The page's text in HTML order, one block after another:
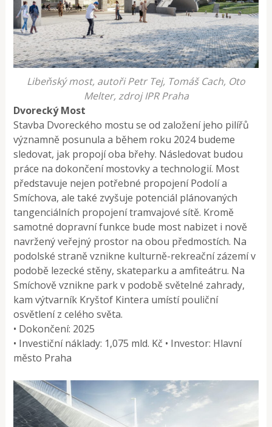
Libeňský most, autoři Petr Tej, Tomáš Cach, Oto
Melter, zdroj IPR Praha
Dvorecký Most
Stavba Dvoreckého mostu se od založení jeho pilířů
významně posunula a během roku 2024 budeme
sledovat, jak propojí oba břehy. Následovat budou
práce na dokončení mostovky a technologií. Most
představuje nejen potřebné propojení Podolí a
Smíchova, ale také zvyšuje potenciál plánovaných
tangenciálních propojení tramvajové sítě. Kromě
samotné dopravní funkce bude most nabizet i nově
navržený veřejný prostor na obou předmostích. Na
podolské straně vznikne kulturně-rekreační zázemí v
podobě lezecké stěny, skateparku a amfiteátru. Na
Smíchově vznikne park v podobě světelné zahrady,
kam výtvarník Kryštof Kintera umístí pouliční
osvětlení z celého světa.
• Dokončení: 2025
• Investiční náklady: 1,075 mld. Kč • Investor: Hlavní
město Praha